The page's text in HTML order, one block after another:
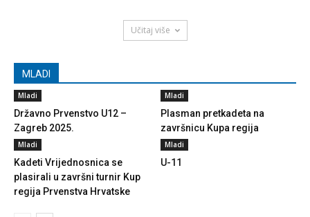
Učitaj više
MLADI
Mladi
Državno Prvenstvo U12 –
Zagreb 2025.
Mladi
Plasman pretkadeta na
završnicu Kupa regija
Mladi
Kadeti Vrijednosnica se
plasirali u završni turnir Kup
regija Prvenstva Hrvatske
Mladi
U-11